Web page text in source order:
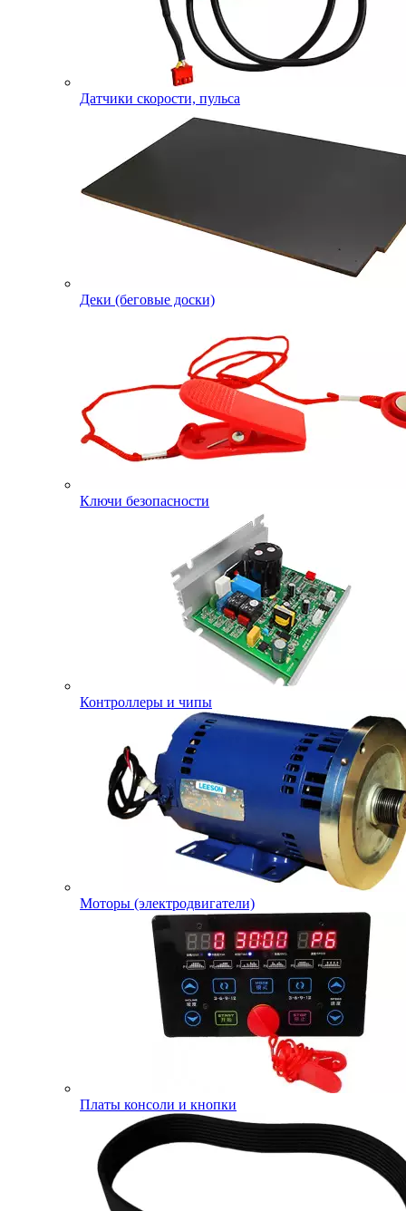
Датчики скорости, пульса
Деки (беговые доски)
Ключи безопасности
Контроллеры и чипы
Моторы (электродвигатели)
Платы консоли и кнопки